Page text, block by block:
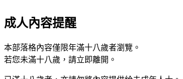
成人內容提醒
本部落格內容僅限年滿十八歲者瀏覽。
若您未滿十八歲，請立即離開。